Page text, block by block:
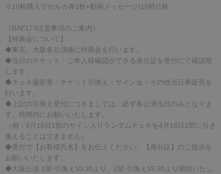
※10枚購入でセルカ券1枚+動画メッセージ(15秒)1枚
《BAE173注意事項のご案内》
【特典会について】
◆東京、大阪各公演後に特典会を行います。
◆当日のチケット・ご本人様確認ができる身分証を受付にて確認致
します。
◆チェキ撮影券・チケット引換え・サイン会・その他当日券販売を
行います。
◆上記の引換え受付につきましては、必ず各公演当日のみとなりま
す。時間内にお願いいたします。
（例：4月18日1部のサイン入りランダムチェキを4月18日2部に引き
換えることはできません）
◆受付で【お客様氏名】をお伝えください。【身分証】のご提示を
お願いいたします。
◆大阪公演 1部:引換え10:30より、2部:引換え15:30より開始いたし